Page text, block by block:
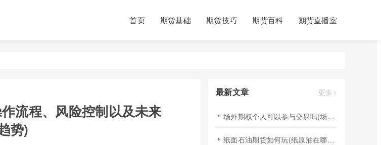
首页 期货基础 期货技巧 期货百科 期货直播室
流程、风险控制以及未来
势)
最新文章 更多>
场外期权个人可以参与交易吗(场外个股期权怎样交易)
纸面石油期货如何玩(纸原油在哪里交易)